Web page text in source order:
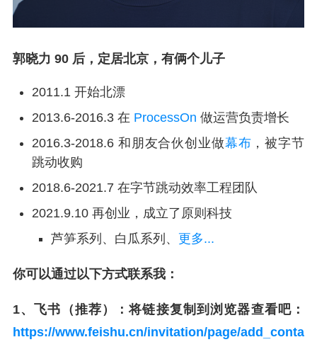
郭晓力 90 后，定居北京，有俩个儿子
2011.1 开始北漂
2013.6-2016.3 在 ProcessOn 做运营负责增长
2016.3-2018.6 和朋友合伙创业做幕布 ，被字节
跳动收购
2018.6-2021.7 在字节跳动效率工程团队
2021.9.10 再创业，成立了原则科技
芦笋系列、白瓜系列、 更多...
你可以通过以下方式联系我：
1、飞书（推荐）
：将链接复制到浏览器查看吧：
https://www.feishu.cn/invitation/page/add_conta